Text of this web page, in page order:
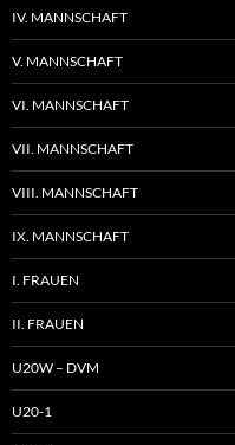
IV. MANNSCHAFT
V. MANNSCHAFT
VI. MANNSCHAFT
VII. MANNSCHAFT
VIII. MANNSCHAFT
IX. MANNSCHAFT
I. FRAUEN
II. FRAUEN
U20W – DVM
U20-1